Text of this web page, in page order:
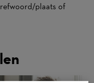
plaats of